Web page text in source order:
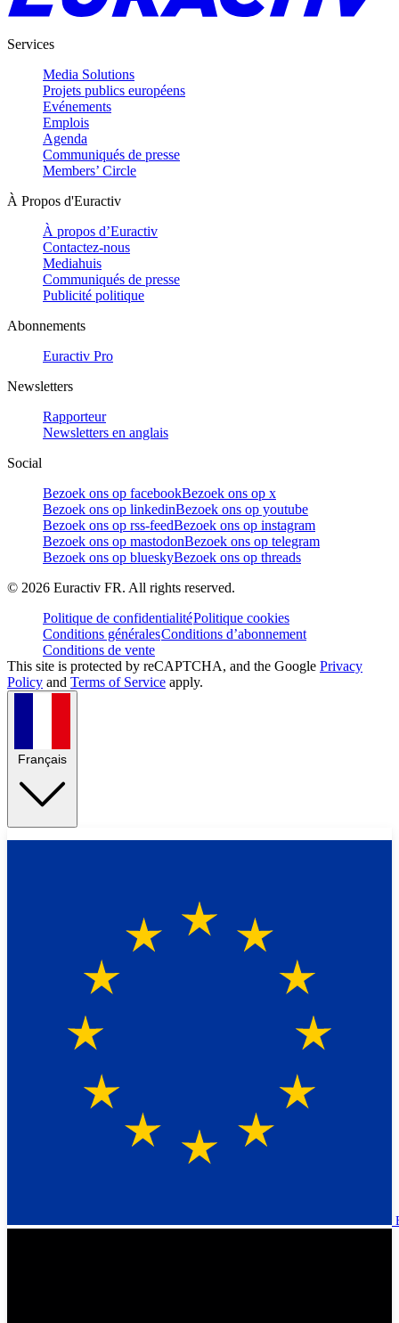
Services
Media Solutions
Projets publics européens
Evénements
Emplois
Agenda
Communiqués de presse
Members’ Circle
À Propos d'Euractiv
À propos d’Euractiv
Contactez-nous
Mediahuis
Communiqués de presse
Publicité politique
Abonnements
Euractiv Pro
Newsletters
Rapporteur
Newsletters en anglais
Social
Bezoek ons op facebookBezoek ons op x
Bezoek ons op linkedinBezoek ons op youtube
Bezoek ons op rss-feedBezoek ons op instagram
Bezoek ons op mastodonBezoek ons op telegram
Bezoek ons op blueskyBezoek ons op threads
© 2026 Euractiv FR. All rights reserved.
Politique de confidentialitéPolitique cookies
Conditions généralesConditions d’abonnement
Conditions de vente
This site is protected by reCAPTCHA, and the Google Privacy
Policy and Terms of Service apply.
Français